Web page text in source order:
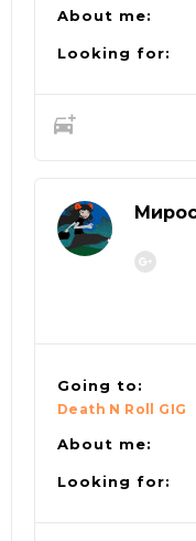
About me:
Looking for:
Going to:
Death N Roll GIG
About me:
Looking for: